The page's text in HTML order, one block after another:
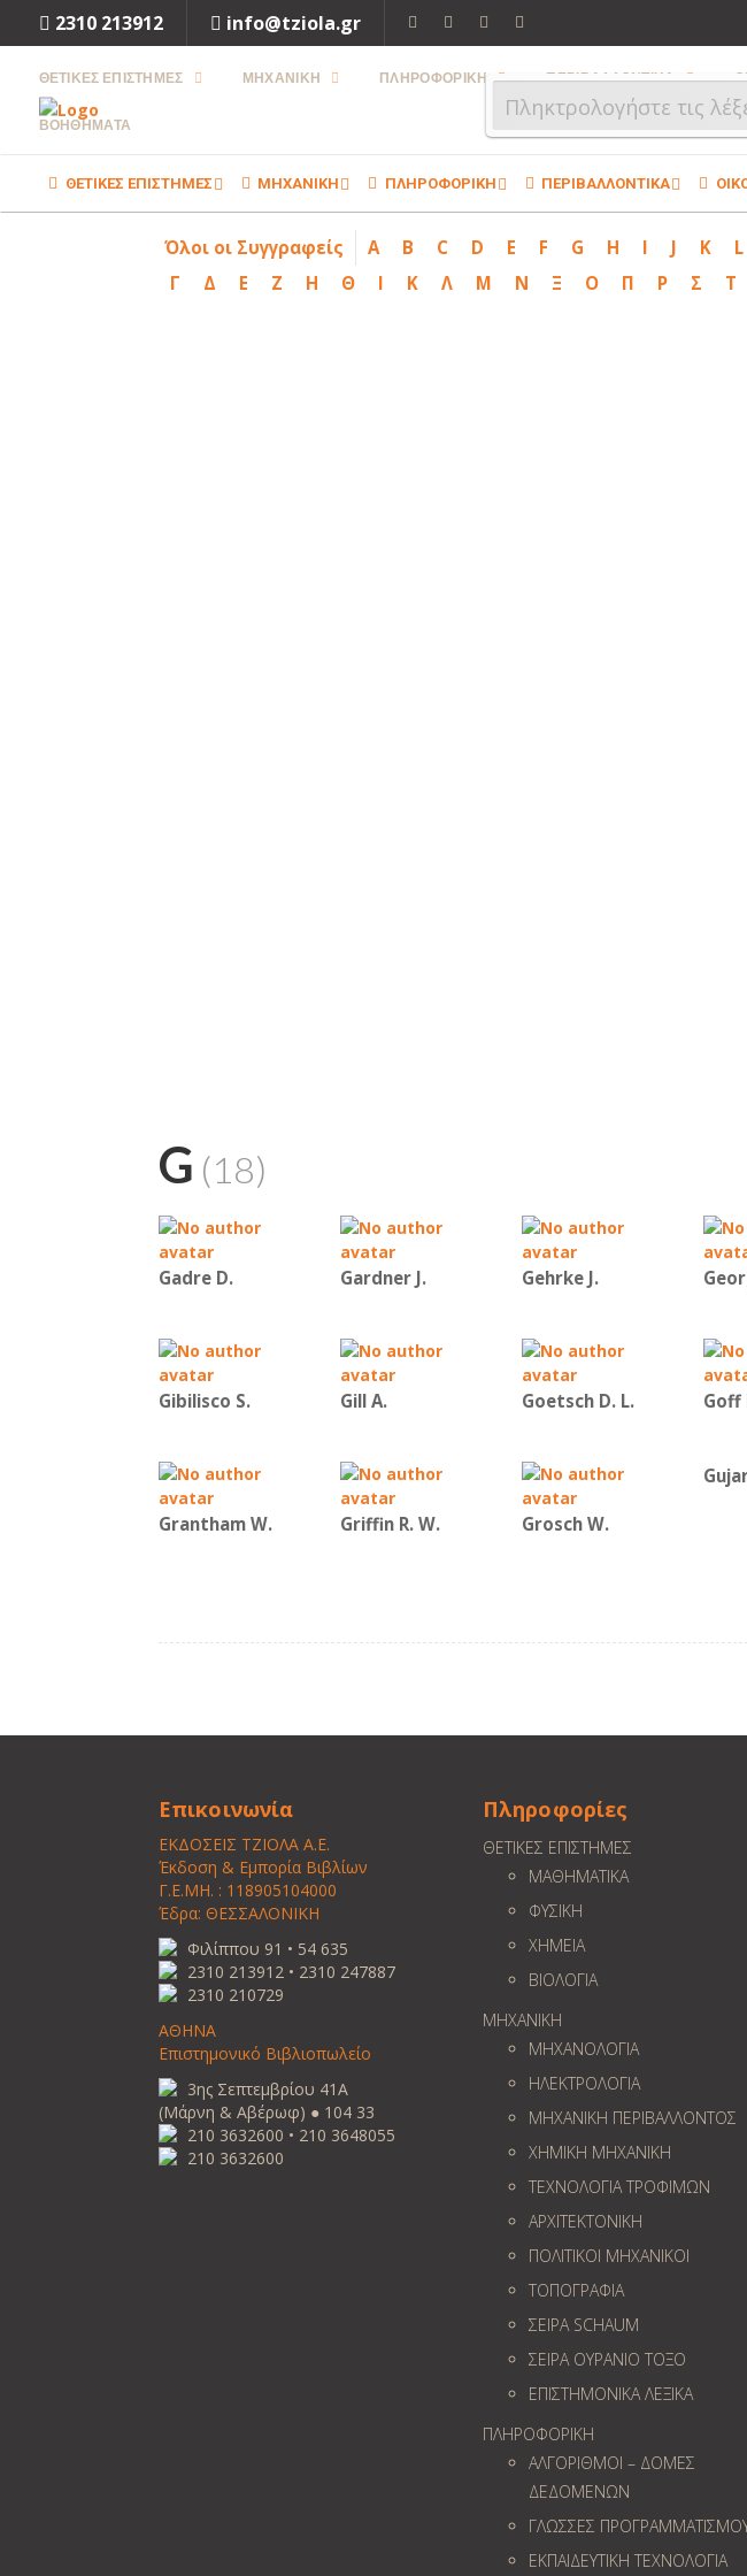
info@tziola.gr
2310 213912
ΘΕΤΙΚΕΣ ΕΠΙΣΤΗΜΕΣ ΜΗΧΑΝΙΚΗ ΠΛΗΡΟΦΟΡΙΚΗ ΠΕΡΙΒΑΛΛΟΝΤΙΚΑ
ΒΟΗΘΗΜΑΤΑ
ΘΕΤΙΚΕΣ ΕΠΙΣΤΗΜΕΣ ΜΗΧΑΝΙΚΗ ΠΛΗΡΟΦΟΡΙΚΗ ΠΕΡΙΒΑΛΛΟΝΤΙΚΑ
Όλοι οι Συγγραφείς A B C D E F G H I J K L
Γ
Δ Ε Ζ Η Θ Ι Κ Λ Μ Ν Ξ Ο Π Ρ Σ Τ
G (18)
Gadre D. Gardner J. Gehrke J.
Gibilisco S. Gill A. Goetsch D. L. Goff
Grantham W. Griffin R. W. Grosch W.
Επικοινωνία
ΕΚΔΟΣΕΙΣ ΤΖΙΟΛΑ Α.Ε.
Έκδοση & Εμπορία Βιβλίων
Γ.Ε.ΜΗ. : 118905104000
Έδρα: ΘΕΣΣΑΛΟΝΙΚΗ
Φιλίππου 91 • 54 635
2310 213912 • 2310 247887
2310 210729
ΑΘΗΝΑ
Επιστημονικό Βιβλιοπωλείο
3ης Σεπτεμβρίου 41Α
(Μάρνη & Αβέρωφ) ● 104 33
210 3632600 • 210 3648055
210 3632600
Πληροφορίες
ΘΕΤΙΚΕΣ ΕΠΙΣΤΗΜΕΣ
ΜΑΘΗΜΑΤΙΚΑ
ΦΥΣΙΚΗ
ΧΗΜΕΙΑ
ΒΙΟΛΟΓΙΑ
ΜΗΧΑΝΙΚΗ
ΜΗΧΑΝΟΛΟΓΙΑ
ΗΛΕΚΤΡΟΛΟΓΙΑ
ΜΗΧΑΝΙΚΗ ΠΕΡΙΒΑΛΛΟΝΤΟΣ
ΧΗΜΙΚΗ ΜΗΧΑΝΙΚΗ
ΤΕΧΝΟΛΟΓΙΑ ΤΡΟΦΙΜΩΝ
ΑΡΧΙΤΕΚΤΟΝΙΚΗ
ΠΟΛΙΤΙΚΟΙ ΜΗΧΑΝΙΚΟΙ
ΤΟΠΟΓΡΑΦΙΑ
ΣΕΙΡΑ SCHAUM
ΣΕΙΡΑ ΟΥΡΑΝΙΟ ΤΟΞΟ
ΕΠΙΣΤΗΜΟΝΙΚΑ ΛΕΞΙΚΑ
ΠΛΗΡΟΦΟΡΙΚΗ
ΑΛΓΟΡΙΘΜΟΙ – ΔΟΜΕΣ
ΔΕΔΟΜΕΝΩΝ
ΓΛΩΣΣΕΣ
ΕΚΠΑΙΔΕΥΤΙΚΗ ΤΕΧΝΟΛΟΓΙΑ